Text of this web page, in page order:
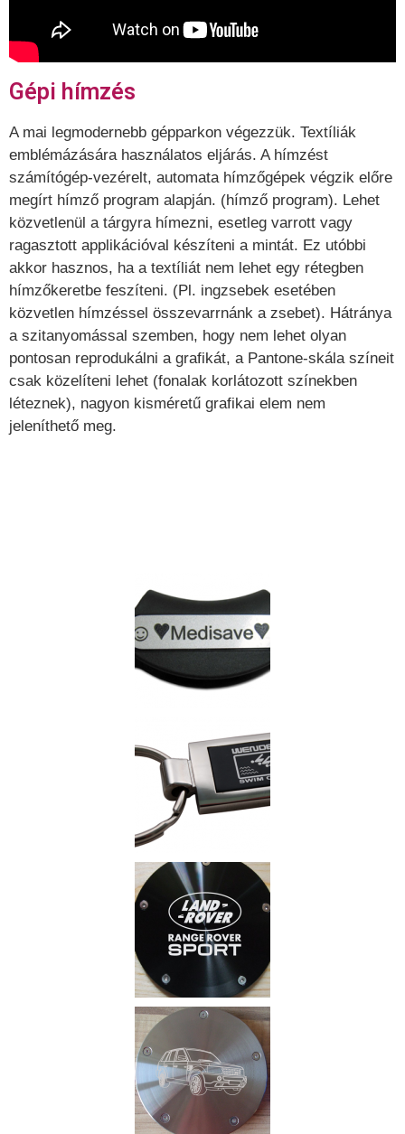
Gépi hímzés
A mai legmodernebb gépparkon végezzük. Textíliák
emblémázására használatos eljárás. A hímzést
számítógép-vezérelt, automata hímzőgépek végzik előre
megírt hímző program alapján. (hímző program). Lehet
közvetlenül a tárgyra hímezni, esetleg varrott vagy
ragasztott applikációval készíteni a mintát. Ez utóbbi
akkor hasznos, ha a textíliát nem lehet egy rétegben
hímzőkeretbe feszíteni. (Pl. ingzsebek esetében
közvetlen hímzéssel összevarrnánk a zsebet). Hátránya
a szitanyomással szemben, hogy nem lehet olyan
pontosan reprodukálni a grafikát, a Pantone-skála színeit
csak közelíteni lehet (fonalak korlátozott színekben
léteznek), nagyon kisméretű grafikai elem nem
jeleníthető meg.